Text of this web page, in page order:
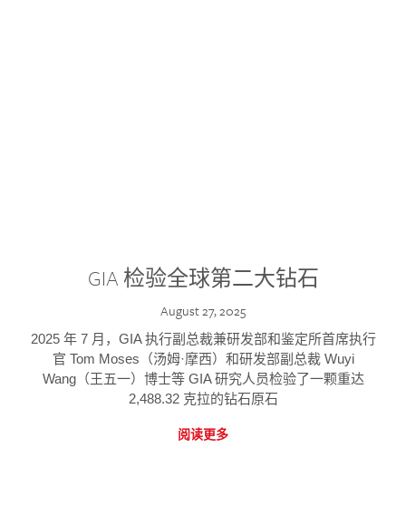
GIA 检验全球第二大钻石
August 27, 2025
2025 年 7 月，GIA 执行副总裁兼研发部和鉴定所首席执行
官 Tom Moses（汤姆·摩西）和研发部副总裁 Wuyi
Wang（王五一）博士等 GIA 研究人员检验了一颗重达
2,488.32 克拉的钻石原石
阅读更多